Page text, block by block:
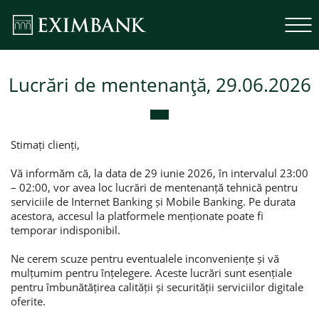
Lucrări de mentenanță, 29.06.2026
Stimați clienți,
Vă informăm că, la data de 29 iunie 2026, în intervalul 23:00
– 02:00, vor avea loc lucrări de mentenanță tehnică pentru
serviciile de Internet Banking și Mobile Banking. Pe durata
acestora, accesul la platformele menționate poate fi
temporar indisponibil.
Ne cerem scuze pentru eventualele inconveniențe și vă
mulțumim pentru înțelegere. Aceste lucrări sunt esențiale
pentru îmbunătățirea calității și securității serviciilor digitale
oferite.